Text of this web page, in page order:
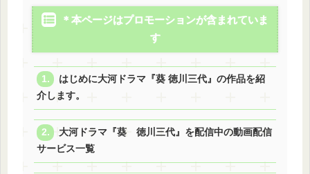
＊本ページはプロモーションが含まれていま
す
はじめに大河ドラマ『葵 徳川三代』の作品を紹
介します。
大河ドラマ『葵 徳川三代』を配信中の動画配信
サービス一覧